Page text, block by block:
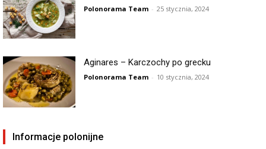
Polonorama Team - 25 stycznia, 2024
Aginares – Karczochy po grecku
Polonorama Team - 10 stycznia, 2024
Informacje polonijne